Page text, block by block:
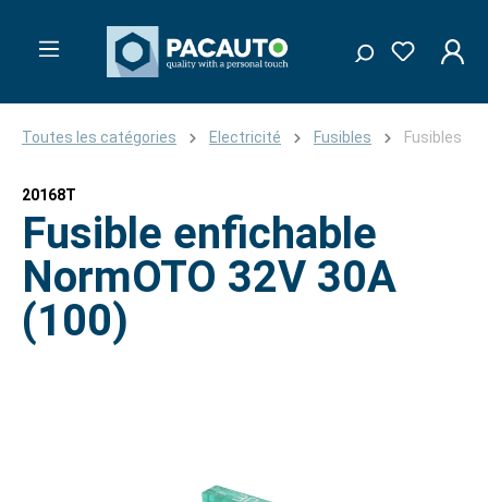
Toutes les catégories Electricité Fusibles Fusibles
20168T
Fusible enfichable
NormOTO 32V 30A
(100)